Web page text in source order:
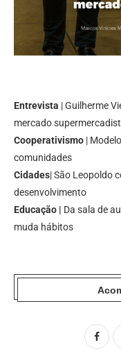
Entrevista | Guilherme
mercado
Cooperativismo |
comunidades
Cidades| São Leopoldo
desenvolvimento
Educação | Da sala de
muda hábitos